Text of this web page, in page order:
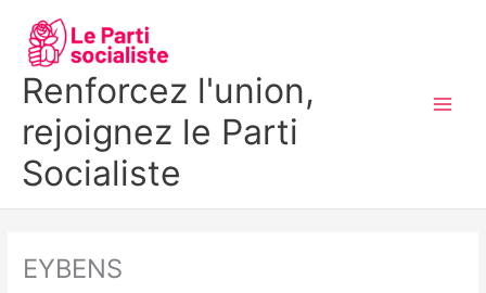
contenu
Renforcez l'union,
rejoignez le Parti
Socialiste
EYBENS